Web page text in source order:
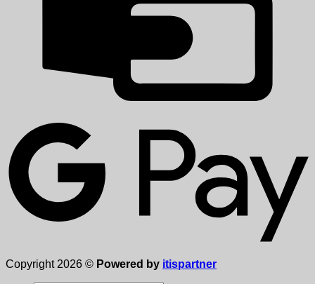
Copyright 2026 © Powered by itispartner